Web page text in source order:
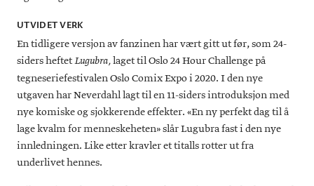
UTVIDET VERK
En tidligere versjon av fanzinen har vært gitt ut før, som 24-
siders heftetLugubra,laget til Oslo 24 Hour Challenge på
tegneseriefestivalen Oslo Comix Expo i 2020. I den nye
utgaven har Neverdahl lagt til en 11-siders introduksjon med
nye komiske og sjokkerende effekter. «En ny perfekt dag til å
lage kvalm for menneskeheten» slår Lugubra fast i den nye
innledningen. Like etter kravler et titalls rotter ut fra
underlivet hennes.